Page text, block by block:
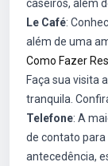
caseiros, além
Le Café:
além de uma
Como Fazer
Faça sua visita
tranquila.
Telefone: A
de contato para
antecedência,